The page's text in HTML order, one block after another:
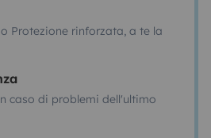
Protezione rinforzata, a te la
caso di problemi dell'ultimo